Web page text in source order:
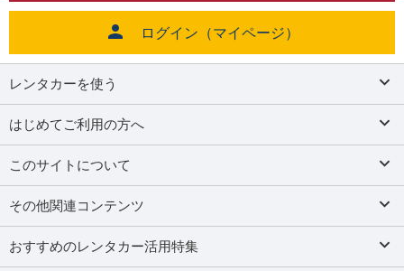
ログイン（マイページ）
レンタカーを使う
はじめてご利用の方へ
このサイトについて
その他関連コンテンツ
おすすめのレンタカー活用特集